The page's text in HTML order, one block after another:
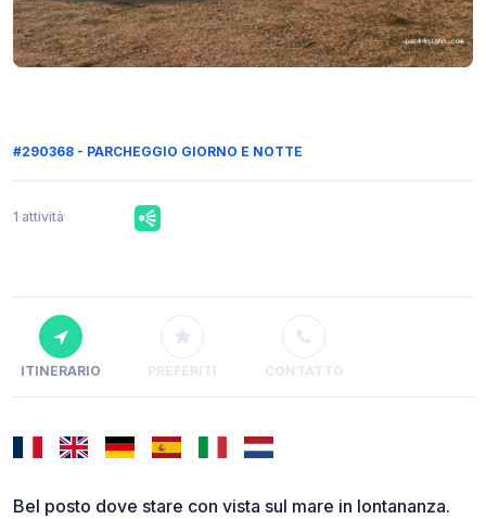
#290368 - PARCHEGGIO GIORNO E NOTTE
1 attività
ITINERARIO PREFERITI CONTATTO
Bel posto dove stare con vista sul mare in lontananza.